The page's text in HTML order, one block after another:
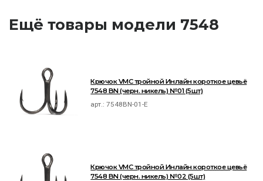
Ещё товары модели 7548
Крючок VMC тройной Инлайн короткое цевьё
7548 BN (черн. никель) №01 (5шт)
арт.:7548BN-01-E
Крючок VMC тройной Инлайн короткое цевьё
7548 BN (черн. никель) №02 (5шт)